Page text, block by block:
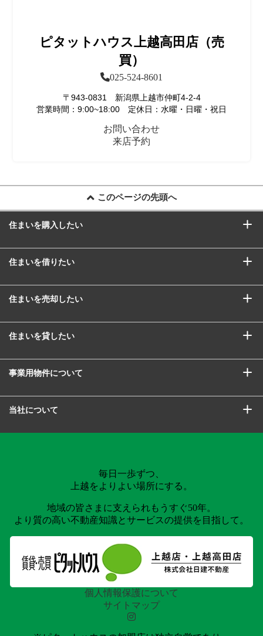
ピタットハウス上越高田店（売
買）
025-524-8601
〒943-0831 新潟県上越市仲町4-2-4
営業時間：9:00~18:00 定休日：水曜・日曜・祝日
お問い合わせ
来店予約
このページの先頭へ
住まいを購入したい
住まいを借りたい
住まいを売却したい
住まいを貸したい
事業用物件について
当社について
毎日一歩ずつ、
上越をよりよい場所にする。
地域の皆さまに支えられもうすぐ50年。
より質の高い不動産知識とサービスの提供を目指して。
個人情報保護について
サイトマップ